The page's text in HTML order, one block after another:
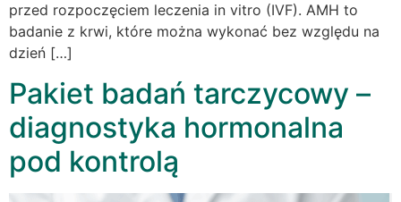
przed rozpoczęciem leczenia in vitro (IVF). AMH to
badanie z krwi, które można wykonać bez względu na
dzień […]
Pakiet badań tarczycowy –
diagnostyka hormonalna
pod kontrolą